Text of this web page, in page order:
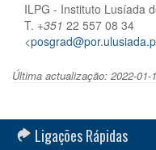
ILPG - Instituto Lusíada
T. +351 22 557 08 34
<
Última actualização: 2022-01-
Ligações Rápidas